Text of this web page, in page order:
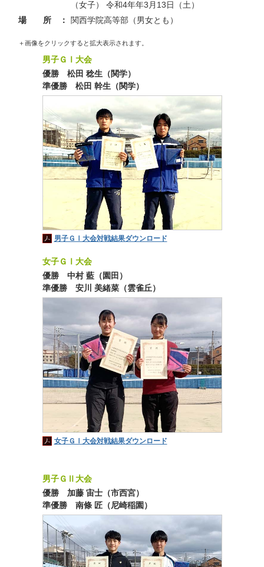
（女子） 令和4年年3月13日（土）
場 所 ：
関西学院高等部（男女とも）
＋画像をクリックすると拡大表示されます。
男子ＧⅠ大会
優勝 松田 稔生（関学）
準優勝 松田 幹生（関学）
男子ＧⅠ大会対戦結果ダウンロード
女子ＧⅠ大会
優勝 中村 藍（園田）
準優勝 安川 美緒菜（雲雀丘）
女子ＧⅠ大会対戦結果ダウンロード
男子ＧⅡ大会
優勝 加藤 宙士（市西宮）
準優勝 南條 匠（尼崎稲園）